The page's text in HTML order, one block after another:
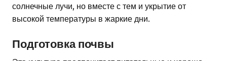
солнечные лучи, но вместе с тем и укрытие от
высокой температуры в жаркие дни.
Подготовка почвы